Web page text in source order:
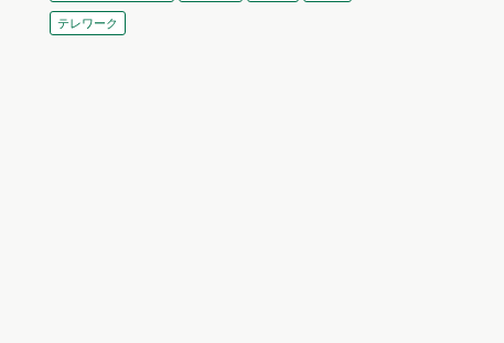
テレワーク